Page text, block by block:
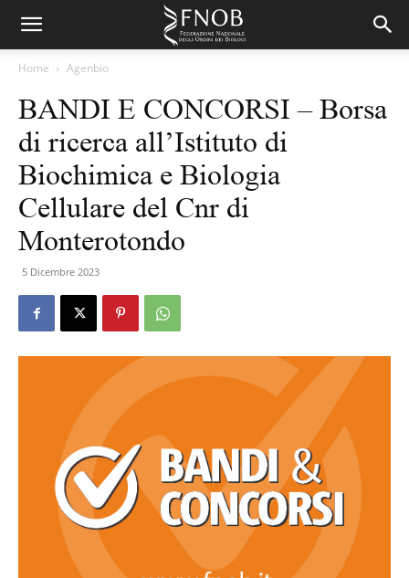
Home Agenbio
BANDI E CONCORSI – Borsa
di ricerca all’Istituto di
Biochimica e Biologia
Cellulare del Cnr di
Monterotondo
5 Dicembre 2023